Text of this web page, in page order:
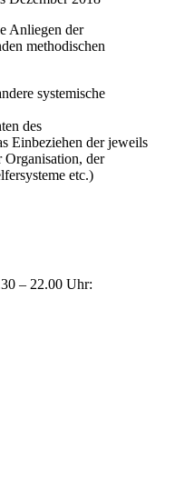
Anliegen der
methodischen
systemische
des
Einbeziehen der jeweils
Organisation, der
etc.)
– 22.00 Uhr: